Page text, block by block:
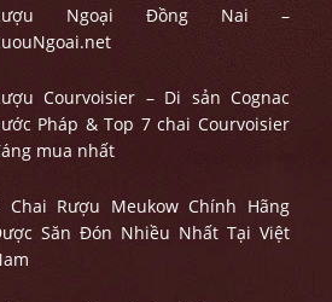
Ngoại Đồng Nai –
Courvoisier – Di sản Cognac
Pháp & Top 7 chai Courvoisier
mua nhất
Chai Rượu Meukow Chính Hãng
Săn Đón Nhiều Nhất Tại Việt